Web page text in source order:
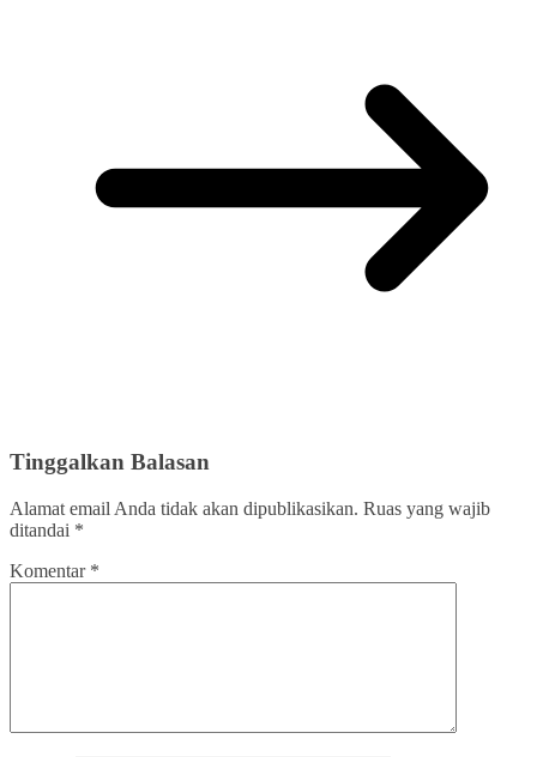
Tinggalkan Balasan
Alamat email Anda tidak akan dipublikasikan. Ruas yang wajib
ditandai *
Komentar *